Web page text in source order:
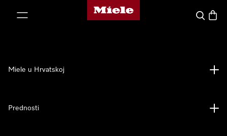
Miele početna stranica
Pretraga
Miele u Hrvatskoj
Prednosti